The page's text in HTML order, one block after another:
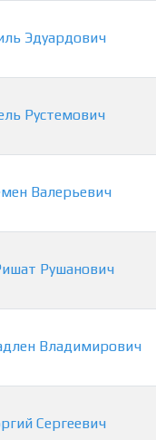
Эдуардович
Рустемович
Валерьевич
Рушанович
Владимирович
Сергеевич